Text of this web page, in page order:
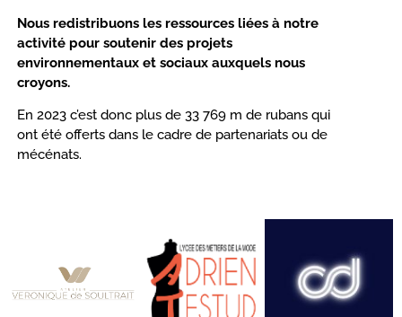
Nous redistribuons les ressources liées à notre
activité pour soutenir des projets
environnementaux et sociaux auxquels nous
croyons.
En 2023 c’est donc plus de 33 769 m de rubans qui
ont été offerts dans le cadre de partenariats ou de
mécénats.